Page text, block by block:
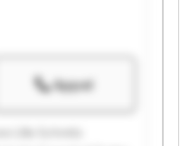
Appel
Lille Schmitz